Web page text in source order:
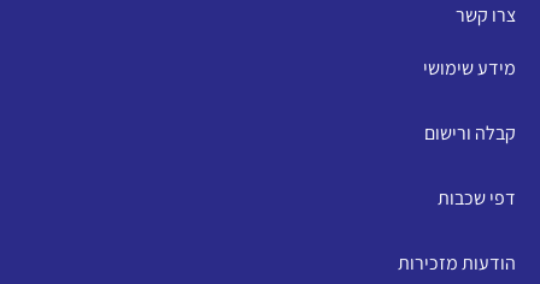
צרו קשר
מידע שימושי
קבלה ורישום
דפי שכבות
הודעות מזכירות